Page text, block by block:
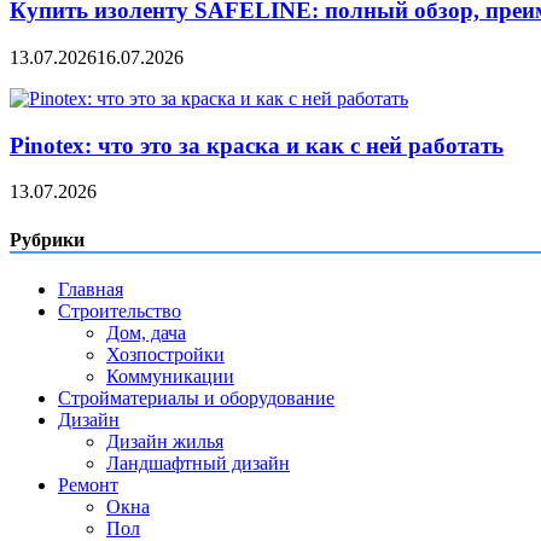
Купить изоленту SAFELINE: полный обзор,
13.07.202616.07.2026
Pinotex: что это за краска и как с ней работать
13.07.2026
Рубрики
Главная
Строительство
Дом, дача
Хозпостройки
Коммуникации
Стройматериалы и оборудование
Дизайн
Дизайн жилья
Ландшафтный дизайн
Ремонт
Окна
Пол